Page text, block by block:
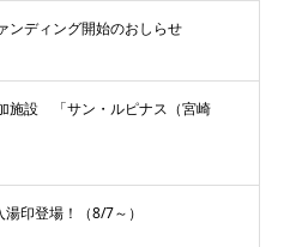
ンディング開始のおしらせ
施設 「サン・ルピナス（宮崎
印登場！（8/7～）